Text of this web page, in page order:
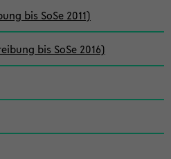
bis SoSe 2011)
bis SoSe 2016)